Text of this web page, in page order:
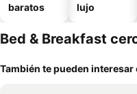
baratos
lujo
Bed & Breakfast
También te pueden interesar